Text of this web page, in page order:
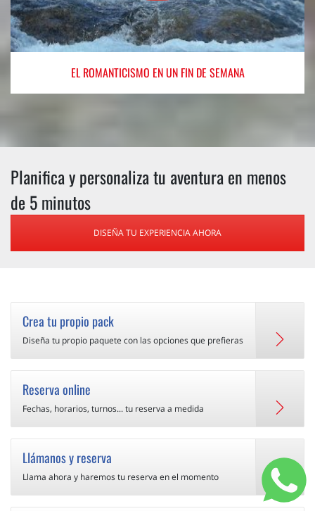
EL ROMANTICISMO EN UN FIN DE SEMANA
Planifica y personaliza tu aventura en menos
de 5 minutos
DISEÑA TU EXPERIENCIA AHORA
Crea tu propio pack
Diseña tu propio paquete con las opciones que prefieras
Reserva online
Fechas, horarios, turnos... tu reserva a medida
Llámanos y reserva
Llama ahora y haremos tu reserva en el momento